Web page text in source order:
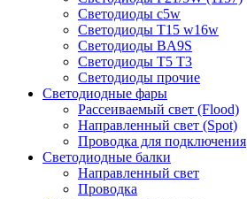
Светодиоды c5w
Светодиоды T15 w16w
Светодиоды BA9S
Светодиоды T5 T3
Светодиоды прочие
Светодиодные фары
Рассеиваемый свет (Flood)
Направленный свет (Spot)
Проводка для подключения
Светодиодные балки
Направленный свет
Проводка